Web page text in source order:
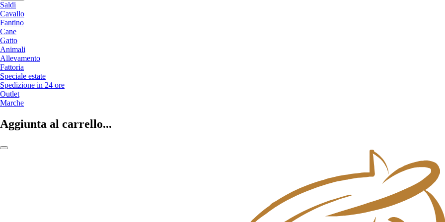
Saldi
Cavallo
Fantino
Cane
Gatto
Animali
Allevamento
Fattoria
Speciale estate
Spedizione in 24 ore
Outlet
Marche
Aggiunta al carrello...